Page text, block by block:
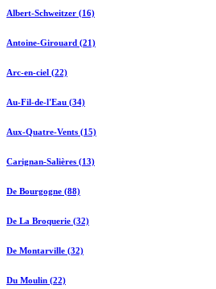
Albert-Schweitzer (16)
Antoine-Girouard (21)
Arc-en-ciel (22)
Au-Fil-de-l'Eau (34)
Aux-Quatre-Vents (15)
Carignan-Salières (13)
De Bourgogne (88)
De La Broquerie (32)
De Montarville (32)
Du Moulin (22)